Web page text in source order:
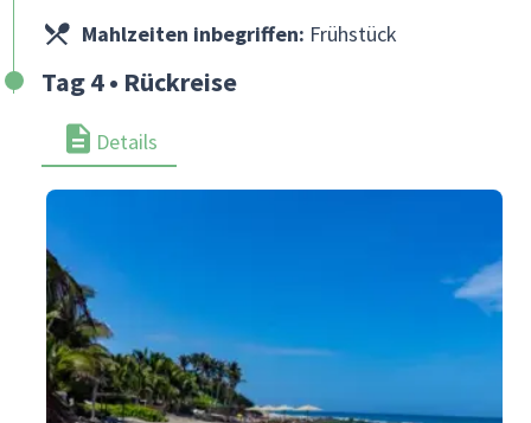
Mahlzeiten inbegriffen: Frühstück
Tag 4 • Rückreise
Details